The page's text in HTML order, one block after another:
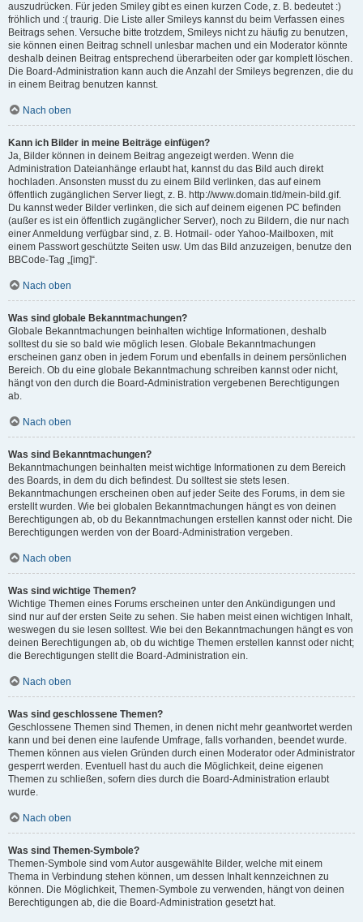
auszudrücken. Für jeden Smiley gibt es einen kurzen Code, z. B. bedeutet :)
fröhlich und :( traurig. Die Liste aller Smileys kannst du beim Verfassen eines
Beitrags sehen. Versuche bitte trotzdem, Smileys nicht zu häufig zu benutzen,
sie können einen Beitrag schnell unlesbar machen und ein Moderator könnte
deshalb deinen Beitrag entsprechend überarbeiten oder gar komplett löschen.
Die Board-Administration kann auch die Anzahl der Smileys begrenzen, die du
in einem Beitrag benutzen kannst.
Nach oben
Kann ich Bilder in meine Beiträge einfügen?
Ja, Bilder können in deinem Beitrag angezeigt werden. Wenn die
Administration Dateianhänge erlaubt hat, kannst du das Bild auch direkt
hochladen. Ansonsten musst du zu einem Bild verlinken, das auf einem
öffentlich zugänglichen Server liegt, z. B. http://www.domain.tld/mein-bild.gif.
Du kannst weder Bilder verlinken, die sich auf deinem eigenen PC befinden
(außer es ist ein öffentlich zugänglicher Server), noch zu Bildern, die nur nach
einer Anmeldung verfügbar sind, z. B. Hotmail- oder Yahoo-Mailboxen, mit
einem Passwort geschützte Seiten usw. Um das Bild anzuzeigen, benutze den
BBCode-Tag „[img]“.
Nach oben
Was sind globale Bekanntmachungen?
Globale Bekanntmachungen beinhalten wichtige Informationen, deshalb
solltest du sie so bald wie möglich lesen. Globale Bekanntmachungen
erscheinen ganz oben in jedem Forum und ebenfalls in deinem persönlichen
Bereich. Ob du eine globale Bekanntmachung schreiben kannst oder nicht,
hängt von den durch die Board-Administration vergebenen Berechtigungen
ab.
Nach oben
Was sind Bekanntmachungen?
Bekanntmachungen beinhalten meist wichtige Informationen zu dem Bereich
des Boards, in dem du dich befindest. Du solltest sie stets lesen.
Bekanntmachungen erscheinen oben auf jeder Seite des Forums, in dem sie
erstellt wurden. Wie bei globalen Bekanntmachungen hängt es von deinen
Berechtigungen ab, ob du Bekanntmachungen erstellen kannst oder nicht. Die
Berechtigungen werden von der Board-Administration vergeben.
Nach oben
Was sind wichtige Themen?
Wichtige Themen eines Forums erscheinen unter den Ankündigungen und
sind nur auf der ersten Seite zu sehen. Sie haben meist einen wichtigen Inhalt,
weswegen du sie lesen solltest. Wie bei den Bekanntmachungen hängt es von
deinen Berechtigungen ab, ob du wichtige Themen erstellen kannst oder nicht;
die Berechtigungen stellt die Board-Administration ein.
Nach oben
Was sind geschlossene Themen?
Geschlossene Themen sind Themen, in denen nicht mehr geantwortet werden
kann und bei denen eine laufende Umfrage, falls vorhanden, beendet wurde.
Themen können aus vielen Gründen durch einen Moderator oder Administrator
gesperrt werden. Eventuell hast du auch die Möglichkeit, deine eigenen
Themen zu schließen, sofern dies durch die Board-Administration erlaubt
wurde.
Nach oben
Was sind Themen-Symbole?
Themen-Symbole sind vom Autor ausgewählte Bilder, welche mit einem
Thema in Verbindung stehen können, um dessen Inhalt kennzeichnen zu
können. Die Möglichkeit, Themen-Symbole zu verwenden, hängt von deinen
Berechtigungen ab, die die Board-Administration gesetzt hat.